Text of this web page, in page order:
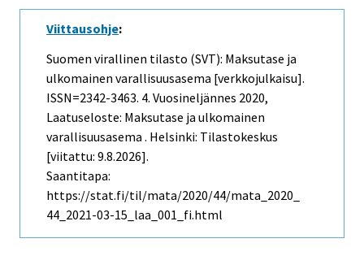
Viittausohje:
Suomen virallinen tilasto (SVT): Maksutase ja
ulkomainen varallisuusasema [verkkojulkaisu].
ISSN=2342-3463. 4. Vuosineljännes 2020,
Laatuseloste: Maksutase ja ulkomainen
varallisuusasema . Helsinki: Tilastokeskus
[viitattu: 9.8.2026].
Saantitapa:
https://stat.fi/til/mata/2020/44/mata_2020_
44_2021-03-15_laa_001_fi.html